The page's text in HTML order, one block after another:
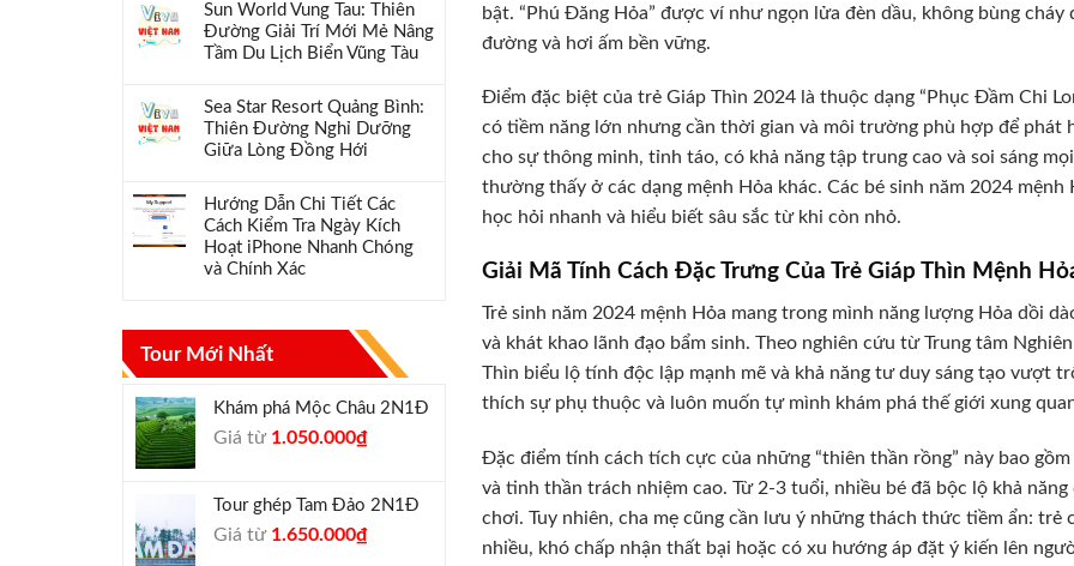
Sun World Vung Tau: Thiên
Đường Giải Trí Mới Mẻ Nâng
Tầm Du Lịch Biển Vũng Tàu
Sea Star Resort Quảng Bình:
Thiên Đường Nghỉ Dưỡng
Giữa Lòng Đồng Hới
Hướng Dẫn Chi Tiết Các
Cách Kiểm Tra Ngày Kích
Hoạt iPhone Nhanh Chóng
và Chính Xác
Tour Mới Nhất
Khám phá Mộc Châu 2N1Đ
Giá từ Giá
1.300.000₫.
1.050.000₫Giá
là:
Tour ghép Tam Đảo 2N1Đ
Giá từ Giá
1.650.000₫Giá
bật. “Phú Đăng Hỏa” được ví như ngọn lửa đèn dầu, không bùng
đường và hơi ấm bền vững.
Điểm đặc biệt của trẻ Giáp Thìn 2024 là thuộc dạng “Phục Đầm Chi
có tiềm năng lớn nhưng cần thời gian và môi trường phù hợp để phát
cho sự thông minh, tỉnh táo, có khả năng tập trung cao và soi sáng
thường thấy ở các dạng mệnh Hỏa khác. Các bé sinh năm 2024
học hỏi nhanh và hiểu biết sâu sắc từ khi còn nhỏ.
Giải Mã Tính Cách Đặc Trưng Của Trẻ Giáp Thìn Mệnh
Trẻ sinh năm 2024 mệnh Hỏa mang trong mình năng lượng Hỏa dồi
và khát khao lãnh đạo bẩm sinh. Theo nghiên cứu từ Trung tâm
Thìn biểu lộ tính độc lập mạnh mẽ và khả năng tư duy sáng tạo vượt
thích sự phụ thuộc và luôn muốn tự mình khám phá thế giới xung
Đặc điểm tính cách tích cực của những “thiên thần rồng” này bao
và tinh thần trách nhiệm cao. Từ 2-3 tuổi, nhiều bé đã bộc lộ khả
chơi. Tuy nhiên, cha mẹ cũng cần lưu ý những thách thức tiềm ẩn:
nhiều, khó chấp nhận thất bại hoặc có xu hướng áp đặt ý kiến lên